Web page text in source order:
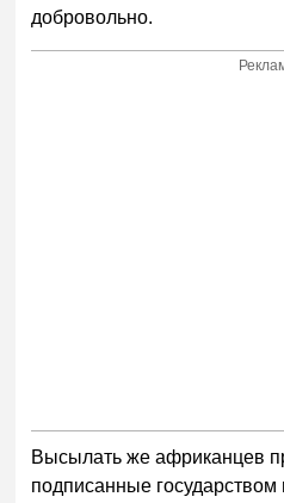
добровольно.
Высылать же африканцев
подписанные